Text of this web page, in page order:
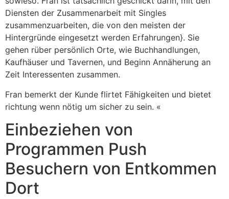
Diensten der Zusammenarbeit mit Singles
zusammenzuarbeiten, die von den meisten der
Hintergründe eingesetzt werden Erfahrungen}. Sie
gehen rüber persönlich Orte, wie Buchhandlungen,
Kaufhäuser und Tavernen, und Beginn Annäherung an
Zeit Interessenten zusammen.
Fran bemerkt der Kunde flirtet Fähigkeiten und bietet
richtung wenn nötig um sicher zu sein. «
Einbeziehen von
Programmen Push
Besuchern von Entkommen
Dort